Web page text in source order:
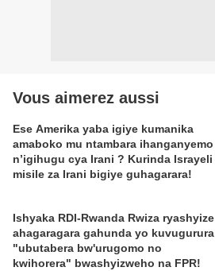
Vous aimerez aussi
Ese Amerika yaba igiye kumanika
amaboko mu ntambara ihanganyemo
n’igihugu cya Irani ? Kurinda Israyeli
misile za Irani bigiye guhagarara!
Ishyaka RDI-Rwanda Rwiza ryashyize
ahagaragara gahunda yo kuvugurura
"ubutabera bw'urugomo no
kwihorera" bwashyizweho na FPR!